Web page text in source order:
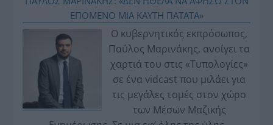
ΕΠΟΜΕΝΟ ΜΙΑ ΚΑΥΤΗ ΠΑΤΑΤΑ»
Ο κυβερνητικός εκπρόσωπος,
Παύλος Μαρινάκης, ανοίγει τα
χαρτιά του στις «Τυπολογίες»
σε ένα vidcast που μιλάει για
τις μεγάλες τομές στον χώρο
των Μέσων Μαζικής